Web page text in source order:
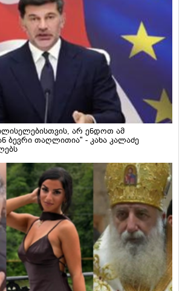
არ ენდოთ ამ
ბევრი თაღლითია" - კახა კალაძე